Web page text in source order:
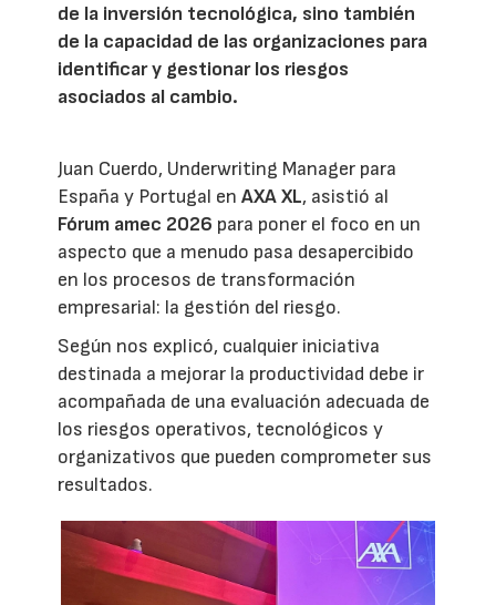
de la inversión tecnológica, sino también
de la capacidad de las organizaciones para
identificar y gestionar los riesgos
asociados al cambio.
Juan Cuerdo, Underwriting Manager para
España y Portugal enAXA XL, asistió al
Fórum amec 2026 para poner el foco en un
aspecto que a menudo pasa desapercibido
en los procesos de transformación
empresarial: la gestión del riesgo.
Según nos explicó, cualquier iniciativa
destinada a mejorar la productividad debe ir
acompañada de una evaluación adecuada de
los riesgos operativos, tecnológicos y
organizativos que pueden comprometer sus
resultados.